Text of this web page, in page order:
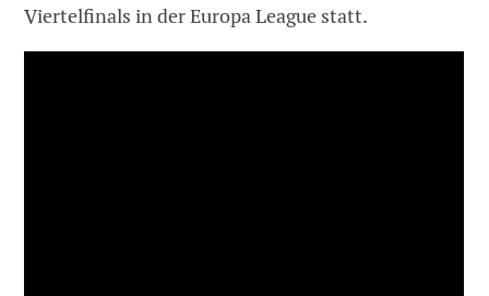
Viertelfinals in der Europa League statt.